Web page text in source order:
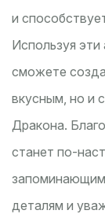
и
Используя
сможете
вкусным, но и
Дракона.
станет по-
деталям и